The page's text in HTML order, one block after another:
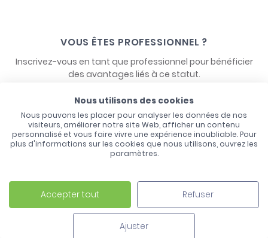
VOUS ÊTES PROFESSIONNEL ?
Inscrivez-vous en tant que professionnel pour bénéficier
des avantages liés à ce statut.
Laco - 3, Avenue de l'Europe - BP1 - 67728 Hoerdt Cedex -
03 88 513 000
Nous utilisons des cookies
Nous pouvons les placer pour analyser les données de nos
visiteurs, améliorer notre site Web, afficher un contenu
personnalisé et vous faire vivre une expérience inoubliable. Pour
plus d'informations sur les cookies que nous utilisons, ouvrez les
paramètres.
Accepter tout Refuser
Ajuster